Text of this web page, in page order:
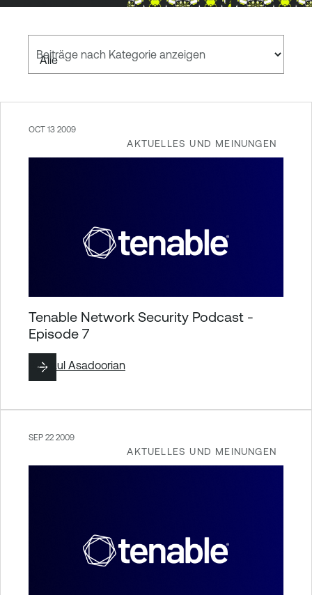
Beiträge nach Kategorie anzeigen
AKTUELLES UND MEINUNGEN
OCT 13 2009
Tenable Network Security Podcast -
Episode 7
ByPaul Asadoorian
AKTUELLES UND MEINUNGEN
SEP 22 2009